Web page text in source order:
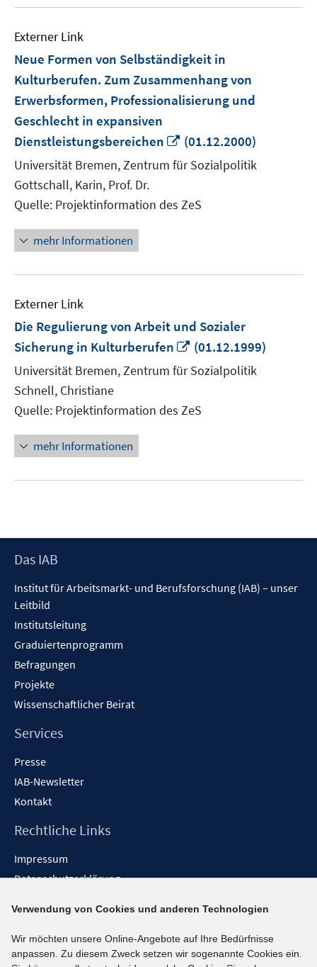
Externer Link
Neue Formen von Selbständigkeit in
Kulturberufen. Zum Zusammenhang von
Erwerbsformen, Professionalisierung und
Geschlecht in expansiven
Dienstleistungsbereichen
In
neuem
Fenster
(01.12.2000)
Universität Bremen, Zentrum für Sozialpolitik
Gottschall, Karin, Prof. Dr.
Quelle: Projektinformation des ZeS
mehr Informationen
Externer Link
Die Regulierung von Arbeit und Sozialer
Sicherung in Kulturberufen
In
neuem
Fenster
(01.12.1999)
Universität Bremen, Zentrum für Sozialpolitik
Schnell, Christiane
Quelle: Projektinformation des ZeS
mehr Informationen
Footer
Das IAB
Institut für Arbeitsmarkt- und Berufsforschung (IAB) – unser
Leitbild
Institutsleitung
Graduiertenprogramm
Befragungen
Projekte
Wissenschaftlicher Beirat
Services
Presse
IAB-Newsletter
Kontakt
Rechtliche Links
Impressum
Datenschutzerklärung
Barrieren melden
Social-Media-Kanäle
Verwendung von Cookies und anderen Technologien
Wir möchten unsere Online-Angebote auf Ihre Bedürfnisse
anpassen. Zu diesem Zweck setzen wir sogenannte Cookies ein.